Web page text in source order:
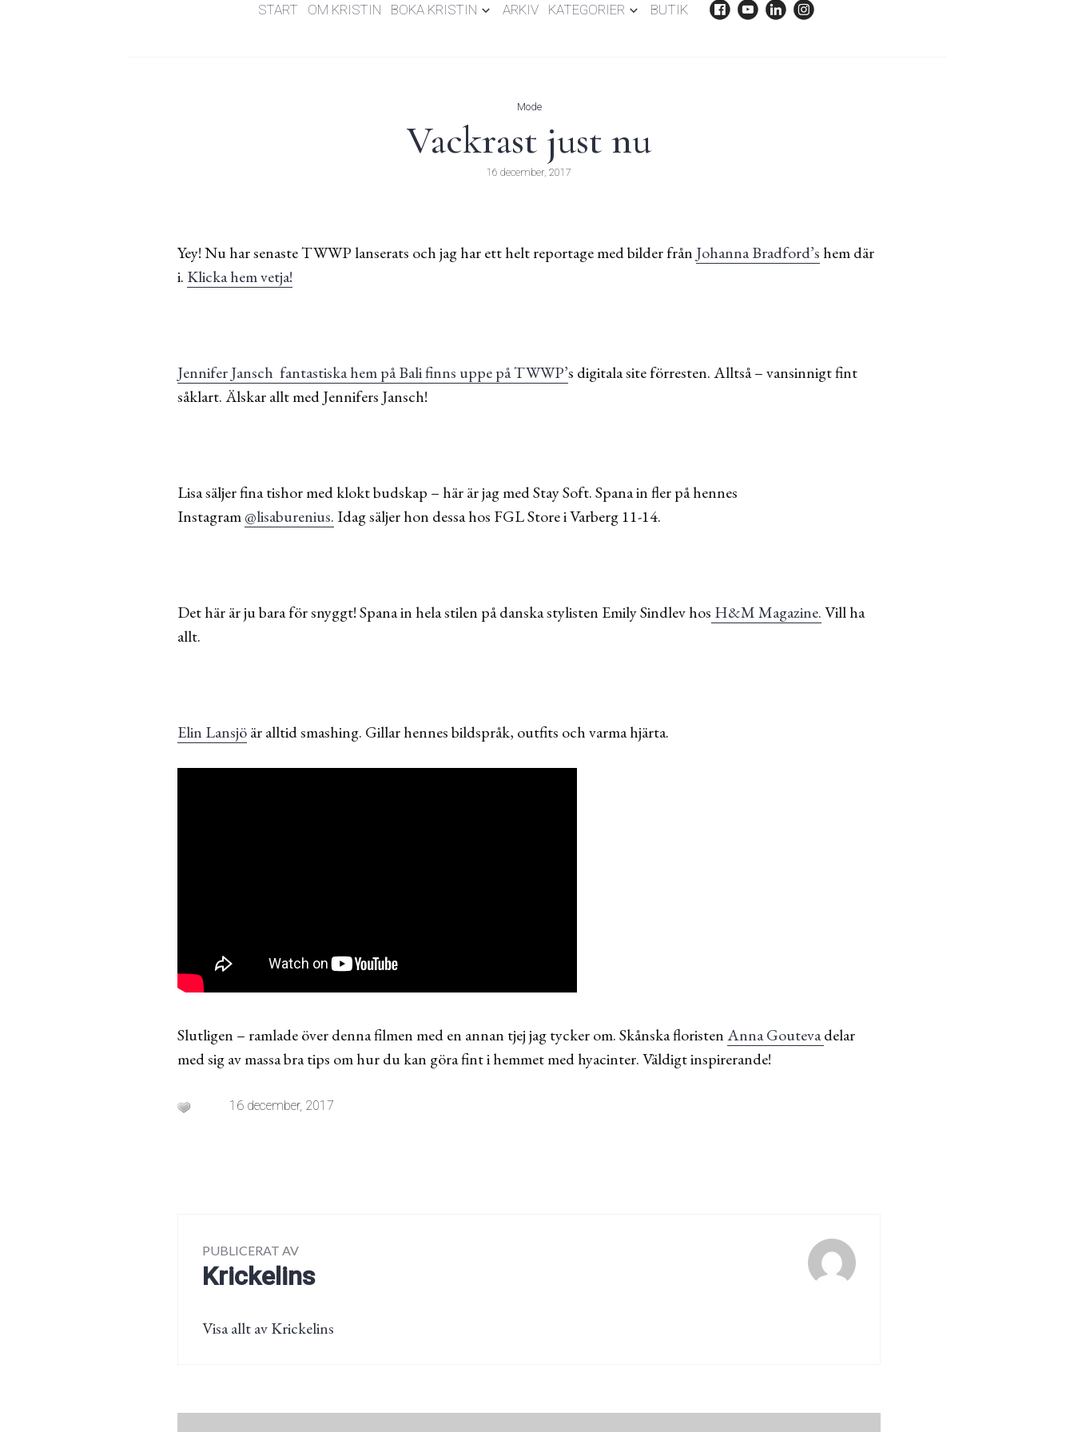
START OM KRISTIN BOKA KRISTIN ARKIV KATEGORIER BUTIK
Mode
Vackrast just nu
16 december, 2017
Yey! Nu har senaste TWWP lanserats och jag har ett helt reportage med bilder från Johanna Bradford’s hem där
i. Klicka hem vetja!
Jennifer Jansch fantastiska hem på Bali finns uppe på TWWP’s digitala site förresten. Alltså – vansinnigt fint
såklart. Älskar allt med Jennifers Jansch!
Lisa säljer fina tishor med klokt budskap – här är jag med Stay Soft. Spana in fler på hennes
Instagram@lisaburenius. Idag säljer hon dessa hos FGL Store i Varberg 11-14.
Det här är ju bara för snyggt! Spana in hela stilen på danska stylisten Emily Sindlev hos H&M Magazine.Vill ha
allt.
Elin Lansjöär alltid smashing. Gillar hennes bildspråk, outfits och varma hjärta.
Slutligen – ramlade över denna filmen med en annan tjej jag tycker om. Skånska floristenAnna Goutevadelar
med sig av massa bra tips om hur du kan göra fint i hemmet med hyacinter. Väldigt inspirerande!
16 december, 2017
PUBLICERAT AV
Krickelins
Visa allt av Krickelins